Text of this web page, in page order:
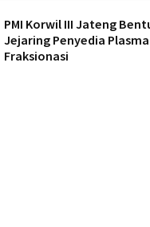
PMI Korwil III Jateng
Jejaring Penyedia Plasma
Fraksionasi